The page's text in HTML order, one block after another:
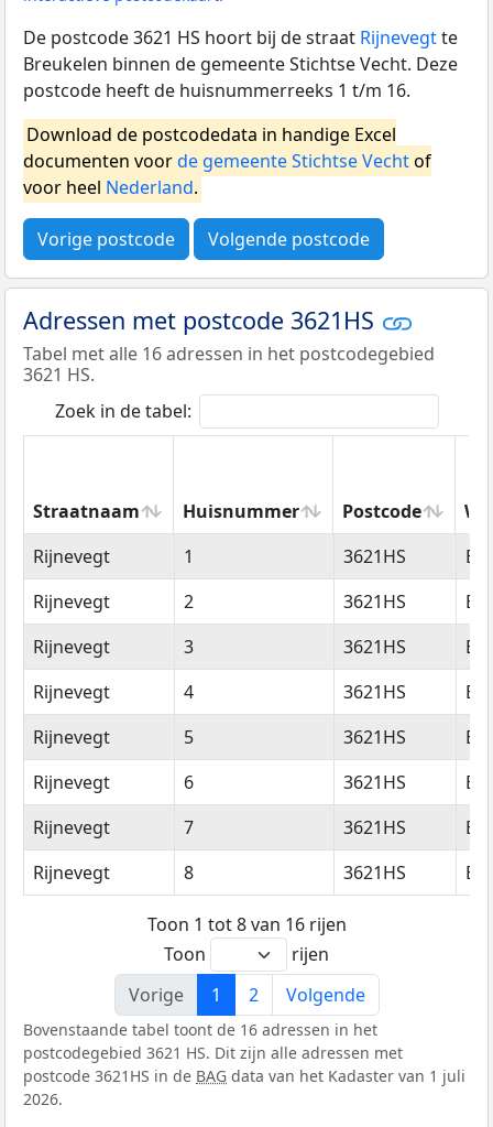
De postcode 3621 HS hoort bij de straat Rijnevegtte
Breukelen binnen de gemeente Stichtse Vecht. Deze
postcode heeft de huisnummerreeks 1 t/m 16.
Download de postcodedata in handige Excel
documenten voorde gemeente Stichtse Vechtof
voor heel Nederland.
Vorige postcode Volgende postcode
Adressen met postcode 3621HS
Tabel met alle 16 adressen in het postcodegebied
3621 HS.
Zoek in de tabel:
Straatnaam Huisnummer Postcode
Straatnaam
Huisnummer Postcode
Rijnevegt 1 3621HS
Rijnevegt
2 3621HS
Rijnevegt
3 3621HS
Rijnevegt
4 3621HS
Rijnevegt
5 3621HS
Rijnevegt
6 3621HS
Rijnevegt
7 3621HS
Rijnevegt
8 3621HS
Toon 1 tot 8 van 16 rijen
Toon
rijen
Vorige
1 2 Volgende
Bovenstaande tabel toont de 16 adressen in het
postcodegebied 3621 HS. Dit zijn alle adressen met
postcode 3621HS in de BAG data van het Kadaster van 1 juli
2026.